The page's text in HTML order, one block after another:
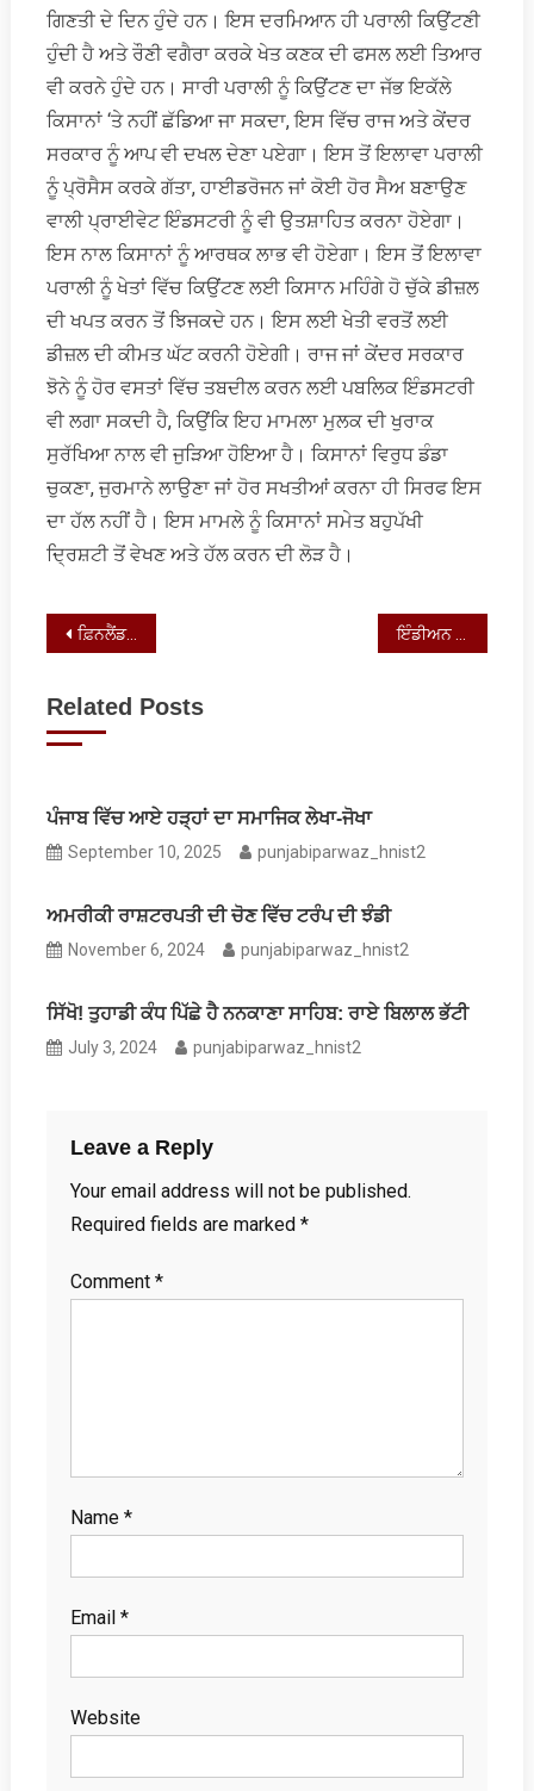
ਗਿਣਤੀ ਦੇ ਦਿਨ ਹੁੰਦੇ ਹਨ। ਇਸ ਦਰਮਿਆਨ ਹੀ ਪਰਾਲੀ ਕਿਉਂਟਣੀ
ਹੁੰਦੀ ਹੈ ਅਤੇ ਰੌਣੀ ਵਗੈਰਾ ਕਰਕੇ ਖੇਤ ਕਣਕ ਦੀ ਫਸਲ ਲਈ ਤਿਆਰ
ਵੀ ਕਰਨੇ ਹੁੰਦੇ ਹਨ। ਸਾਰੀ ਪਰਾਲੀ ਨੂੰ ਕਿਉਂਟਣ ਦਾ ਜੱਭ ਇਕੱਲੇ
ਕਿਸਾਨਾਂ ‘ਤੇ ਨਹੀਂ ਛੱਡਿਆ ਜਾ ਸਕਦਾ, ਇਸ ਵਿੱਚ ਰਾਜ ਅਤੇ ਕੇਂਦਰ
ਸਰਕਾਰ ਨੂੰ ਆਪ ਵੀ ਦਖਲ ਦੇਣਾ ਪਏਗਾ। ਇਸ ਤੋਂ ਇਲਾਵਾ ਪਰਾਲੀ
ਨੂੰ ਪ੍ਰੋਸੈਸ ਕਰਕੇ ਗੱਤਾ, ਹਾਈਡਰੋਜਨ ਜਾਂ ਕੋਈ ਹੋਰ ਸੈਅ ਬਣਾਉਣ
ਵਾਲੀ ਪ੍ਰਾਈਵੇਟ ਇੰਡਸਟਰੀ ਨੂੰ ਵੀ ਉਤਸ਼ਾਹਿਤ ਕਰਨਾ ਹੋਏਗਾ।
ਇਸ ਨਾਲ ਕਿਸਾਨਾਂ ਨੂੰ ਆਰਥਕ ਲਾਭ ਵੀ ਹੋਏਗਾ। ਇਸ ਤੋਂ ਇਲਾਵਾ
ਪਰਾਲੀ ਨੂੰ ਖੇਤਾਂ ਵਿੱਚ ਕਿਉਂਟਣ ਲਈ ਕਿਸਾਨ ਮਹਿੰਗੇ ਹੋ ਚੁੱਕੇ ਡੀਜ਼ਲ
ਦੀ ਖਪਤ ਕਰਨ ਤੋਂ ਝਿਜਕਦੇ ਹਨ। ਇਸ ਲਈ ਖੇਤੀ ਵਰਤੋਂ ਲਈ
ਡੀਜ਼ਲ ਦੀ ਕੀਮਤ ਘੱਟ ਕਰਨੀ ਹੋਏਗੀ। ਰਾਜ ਜਾਂ ਕੇਂਦਰ ਸਰਕਾਰ
ਝੋਨੇ ਨੂੰ ਹੋਰ ਵਸਤਾਂ ਵਿੱਚ ਤਬਦੀਲ ਕਰਨ ਲਈ ਪਬਲਿਕ ਇੰਡਸਟਰੀ
ਵੀ ਲਗਾ ਸਕਦੀ ਹੈ, ਕਿਉਂਕਿ ਇਹ ਮਾਮਲਾ ਮੁਲਕ ਦੀ ਖੁਰਾਕ
ਸੁਰੱਖਿਆ ਨਾਲ ਵੀ ਜੁੜਿਆ ਹੋਇਆ ਹੈ। ਕਿਸਾਨਾਂ ਵਿਰੁਧ ਡੰਡਾ
ਚੁਕਣਾ, ਜੁਰਮਾਨੇ ਲਾਉਣਾ ਜਾਂ ਹੋਰ ਸਖਤੀਆਂ ਕਰਨਾ ਹੀ ਸਿਰਫ ਇਸ
ਦਾ ਹੱਲ ਨਹੀਂ ਹੈ। ਇਸ ਮਾਮਲੇ ਨੂੰ ਕਿਸਾਨਾਂ ਸਮੇਤ ਬਹੁਪੱਖੀ
ਦ੍ਰਿਸ਼ਟੀ ਤੋਂ ਵੇਖਣ ਅਤੇ ਹੱਲ ਕਰਨ ਦੀ ਲੋੜ ਹੈ।
Post
ਫ਼ਿਨਲੈਂਡ ਵਿੱਚ ਵੱਸਦੇ ਪੰਜਾਬੀਆਂ ਦੀ ਗੱਲ
Related Posts
ਪੰਜਾਬ ਵਿੱਚ ਆਏ ਹੜ੍ਹਾਂ ਦਾ ਸਮਾਜਿਕ ਲੇਖਾ-ਜੋਖਾ
September 10, 2025 punjabiparwaz_hnist2
ਅਮਰੀਕੀ ਰਾਸ਼ਟਰਪਤੀ ਦੀ ਚੋਣ ਵਿੱਚ ਟਰੰਪ ਦੀ ਝੰਡੀ
November 6, 2024 punjabiparwaz_hnist2
ਸਿੱਖੋ! ਤੁਹਾਡੀ ਕੰਧ ਪਿੱਛੇ ਹੈ ਨਨਕਾਣਾ ਸਾਹਿਬ: ਰਾਏ ਬਿਲਾਲ ਭੱਟੀ
July 3, 2024 punjabiparwaz_hnist2
Leave a Reply
Your email address will not be published.
Required fields are marked *
Comment *
Name *
Email *
Website